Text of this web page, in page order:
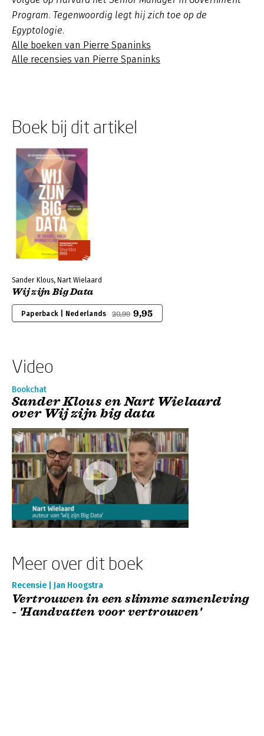
Program. Tegenwoordig legt hij zich toe op de
Egyptologie.
Alle boeken van Pierre Spaninks
Alle recensies van Pierre Spaninks
Boek bij dit artikel
Sander Klous, Nart Wielaard
Wij zijn Big Data
Paperback | Nederlands 20,99 9,95
Video
Bookchat
Sander Klous en Nart Wielaard
over Wij zijn big data
Meer over dit boek
Recensie | Jan Hoogstra
Vertrouwen in een slimme samenleving
- 'Handvatten voor vertrouwen'